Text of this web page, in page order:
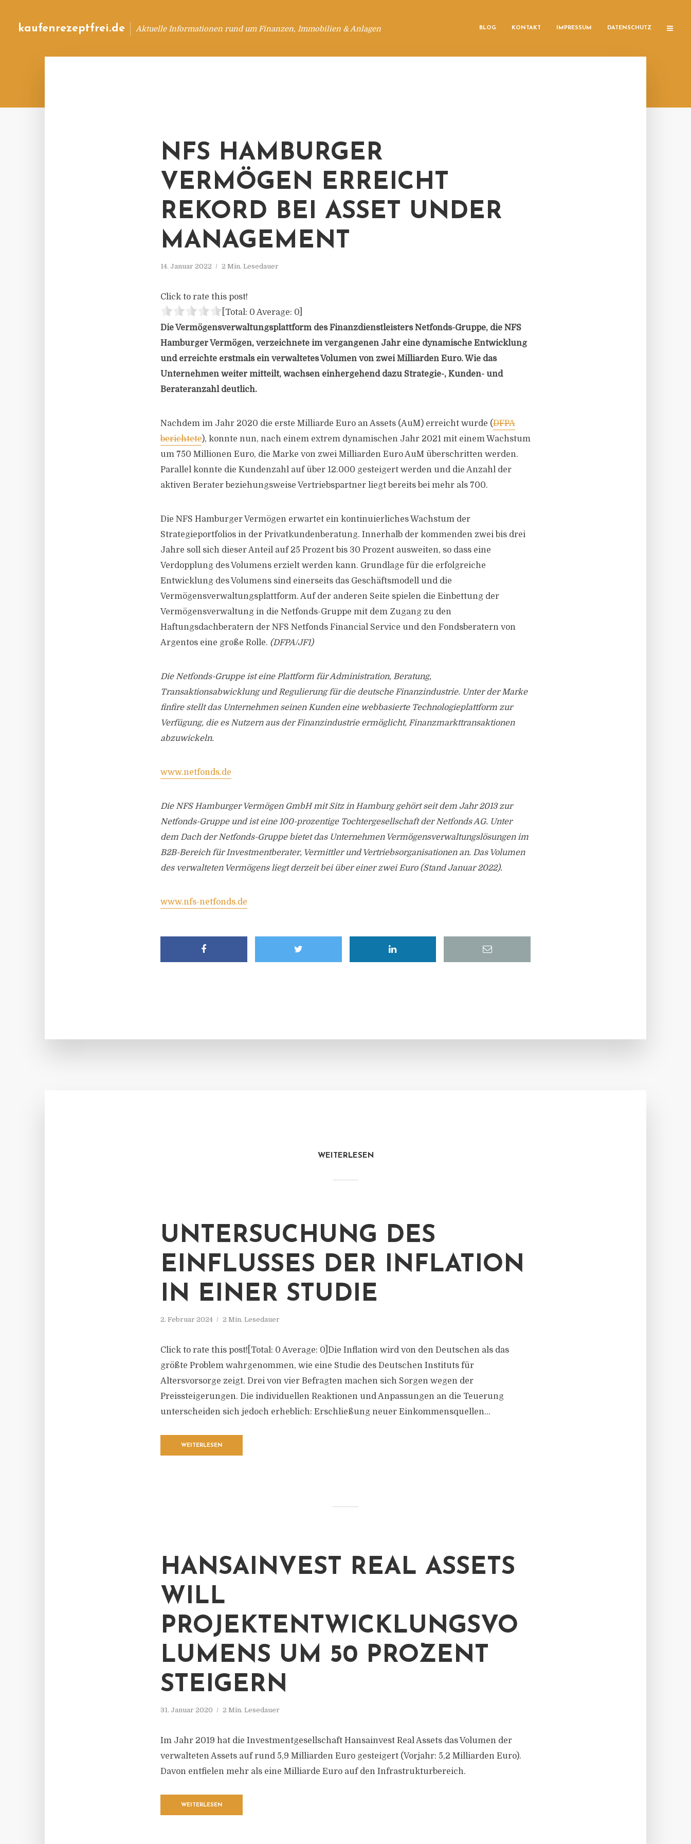
kaufenrezeptfrei.de Aktuelle Informationen rund um Finanzen, Immobilien & Anlagen BLOG KONTAKT IMPRESSUM DATENSCHUTZ
NFS HAMBURGER
VERMÖGEN ERREICHT
REKORD BEI ASSET UNDER
MANAGEMENT
14. Januar 2022 2 Min. Lesedauer
Click to rate this post!
[Total: 0 Average: 0
Die Vermögensverwaltungsplattform des Finanzdienstleisters Netfonds-Gruppe, die NFS
Hamburger Vermögen, verzeichnete im vergangenen Jahr eine dynamische Entwicklung
und erreichte erstmals ein verwaltetes Volumen von zwei Milliarden Euro. Wie das
Unternehmen weiter mitteilt, wachsen einhergehend dazu Strategie-, Kunden- und
Berateranzahl deutlich.
Nachdem im Jahr 2020 die erste Milliarde Euro an Assets (AuM) erreicht wurde (DFPA
berichtete), konnte nun, nach einem extrem dynamischen Jahr 2021 mit einem Wachstum
um 750 Millionen Euro, die Marke von zwei Milliarden Euro AuM überschritten werden.
Parallel konnte die Kundenzahl auf über 12.000 gesteigert werden und die Anzahl der
aktiven Berater beziehungsweise Vertriebspartner liegt bereits bei mehr als 700.
Die NFS Hamburger Vermögen erwartet ein kontinuierliches Wachstum der
Strategieportfolios in der Privatkundenberatung. Innerhalb der kommenden zwei bis drei
Jahre soll sich dieser Anteil auf 25 Prozent bis 30 Prozent ausweiten, so dass eine
Verdopplung des Volumens erzielt werden kann. Grundlage für die erfolgreiche
Entwicklung des Volumens sind einerseits das Geschäftsmodell und die
Vermögensverwaltungsplattform. Auf der anderen Seite spielen die Einbettung der
Vermögensverwaltung in die Netfonds-Gruppe mit dem Zugang zu den
Haftungsdachberatern der NFS Netfonds Financial Service und den Fondsberatern von
Argentos eine große Rolle. (DFPA/JF1)
Die Netfonds-Gruppe ist eine Plattform für Administration, Beratung,
Transaktionsabwicklung und Regulierung für die deutsche Finanzindustrie. Unter der Marke
finfire stellt das Unternehmen seinen Kunden eine webbasierte Technologieplattform zur
Verfügung, die es Nutzern aus der Finanzindustrie ermöglicht, Finanzmarkttransaktionen
abzuwickeln.
www.netfonds.de
Die NFS Hamburger Vermögen GmbH mit Sitz in Hamburg gehört seit dem Jahr 2013 zur
Netfonds-Gruppe und ist eine 100-prozentige Tochtergesellschaft der Netfonds AG. Unter
dem Dach der Netfonds-Gruppe bietet das Unternehmen Vermögensverwaltungslösungen im
B2B-Bereich für Investmentberater, Vermittler und Vertriebsorganisationen an. Das Volumen
des verwalteten Vermögens liegt derzeit bei über einer zwei Euro (Stand Januar 2022).
www.nfs-netfonds.de
WEITERLESEN
UNTERSUCHUNG DES
EINFLUSSES DER INFLATION
IN EINER STUDIE
2. Februar 2024 2 Min. Lesedauer
Click to rate this post![Total: 0 Average: 0]Die Inflation wird von den Deutschen als das
größte Problem wahrgenommen, wie eine Studie des Deutschen Instituts für
Altersvorsorge zeigt. Drei von vier Befragten machen sich Sorgen wegen der
Preissteigerungen. Die individuellen Reaktionen und Anpassungen an die Teuerung
unterscheiden sich jedoch erheblich: Erschließung neuer Einkommensquellen...
WEITERLESEN
HANSAINVEST REAL ASSETS
WILL
PROJEKTENTWICKLUNGSVO
LUMENS UM 50 PROZENT
STEIGERN
31. Januar 2020 2 Min. Lesedauer
Im Jahr 2019 hat die Investmentgesellschaft Hansainvest Real Assets das Volumen der
verwalteten Assets auf rund 5,9 Milliarden Euro gesteigert (Vorjahr: 5,2 Milliarden Euro).
Davon entfielen mehr als eine Milliarde Euro auf den Infrastrukturbereich.
WEITERLESEN